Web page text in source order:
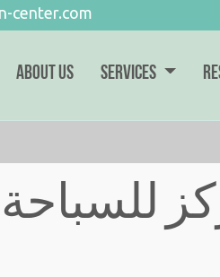
center.com
About Us Services
للسباحة